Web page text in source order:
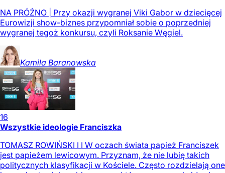
NA PRÓŻNO | Przy okazji wygranej Viki Gabor w dziecięcej
Eurowizji show-biznes przypomniał sobie o poprzedniej
wygranej tegoż konkursu, czyli Roksanie Węgiel.
Kamila Baranowska
16
Wszystkie ideologie Franciszka
TOMASZ ROWIŃSKI I I W oczach świata papież Franciszek
jest papieżem lewicowym. Przyznam, że nie lubię takich
politycznych klasyfikacji w Kościele. Często rozdzielają one